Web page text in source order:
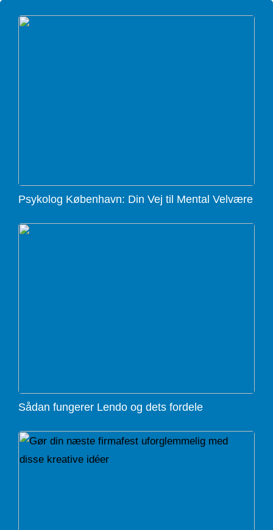
Psykolog København: Din Vej til Mental Velvære
Sådan fungerer Lendo og dets fordele